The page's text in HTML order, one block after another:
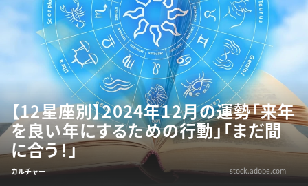
【12星座別】2024年12月の運勢「来年
を良い年にするための行動」「まだ間
に合う！」
カルチャー stock.adobe.com